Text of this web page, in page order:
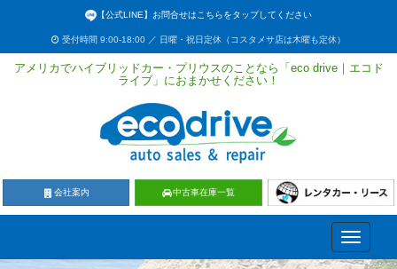
【公式LINE】お問合せはこちらをタップしてください
受付時間 9:00-18:00 ／ 日曜・祝日定休（コスタメサ店は木曜も定休）
アメリカでハイブリッドカー・プリウスのことなら「eco drive｜エコド
ライブ」におまかせください！
会社案内 中古車在庫一覧
Toggle